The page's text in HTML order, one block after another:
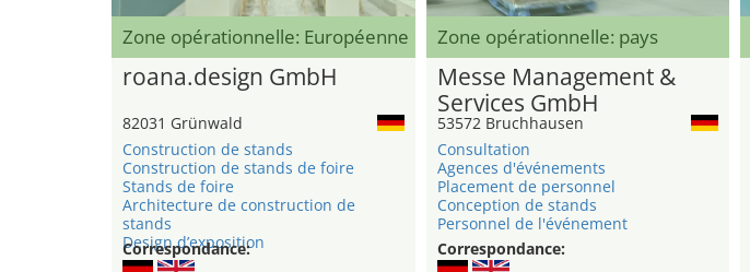
Zone opérationnelle: Européenne
roana.design GmbH
82031 Grünwald
Construction de stands
Construction de stands de foire
Stands de foire
Architecture de construction de
stands
Design d’exposition
Correspondance:
Zone opérationnelle: pays
Messe Management &
Services GmbH
53572 Bruchhausen
Consultation
Agences d'événements
Placement de personnel
Conception de stands
Personnel de l'événement
Correspondance: